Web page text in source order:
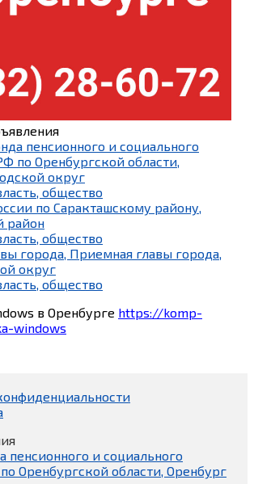
пенсионного и социального
по Оренбургской области,
округ
общество
по Саракташскому району,
район
общество
города, Приемная главы города,
округ
общество
в Оренбурге https://komp-
windows
пенсионного и социального
Оренбургской области, Оренбург